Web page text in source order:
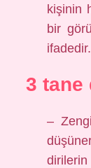
kişinin
bir
ifadedir.
3 tane
–